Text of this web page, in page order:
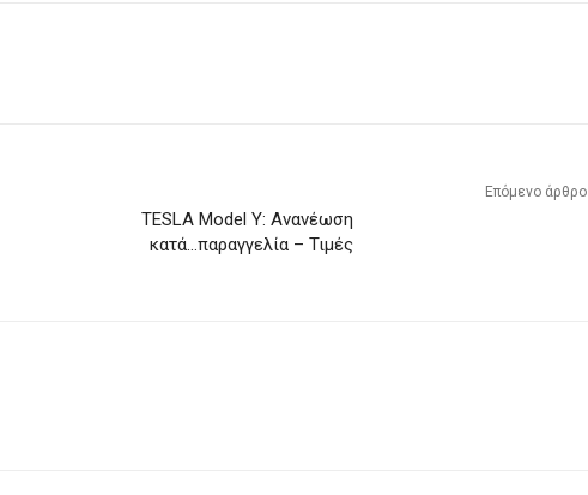
Επόμενο άρθρο
TESLA Model Y: Ανανέωση
κατά…παραγγελία – Τιμές